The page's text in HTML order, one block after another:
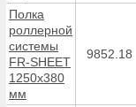
Полка
роллерной
системы
FR-SHEET
1250х380
мм
9852.18